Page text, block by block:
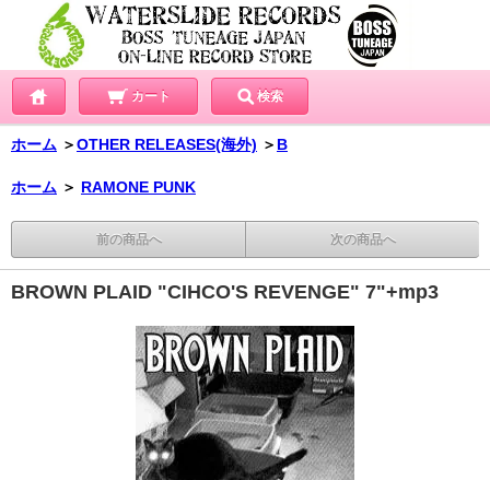
カート 検索
ホーム ＞OTHER RELEASES(海外) ＞ B
ホーム ＞ RAMONE PUNK
前の商品へ 次の商品へ
BROWN PLAID "CIHCO'S REVENGE" 7"+mp3